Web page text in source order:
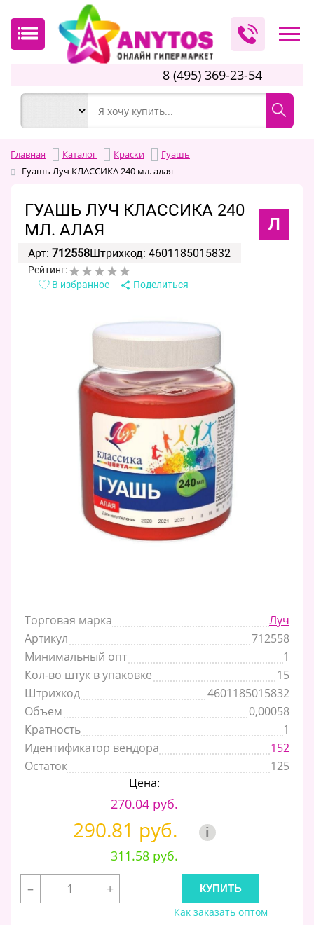
8 (495) 369-23-54
Главная Каталог Краски
Гуашь
Гуашь Луч КЛАССИКА 240 мл. алая
ГУАШЬ ЛУЧ КЛАССИКА 240
МЛ. АЛАЯ
Л
Арт: 712558Штрихкод: 4601185015832
Рейтинг:
В избранное
Поделиться
Торговая марка
Луч
Артикул
712558
Минимальный опт
1
Кол-во штук в упаковке
15
Штрихкод
4601185015832
Объем
0,00058
Кратность
1
Идентификатор вендора
152
Остаток
125
Цена:
270.04 руб.
290.81 руб. i
311.58 руб.
–
+
Как заказать оптом